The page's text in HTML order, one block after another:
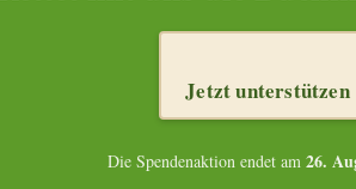
Jetzt unterstützen
Die Spendenaktion endet am26.